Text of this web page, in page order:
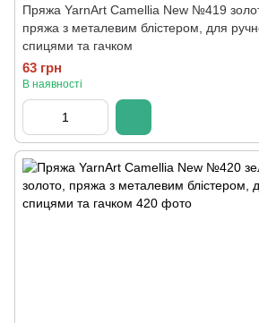
Пряжа YarnArt Camellia New №419
пряжа з металевим блістером, для
спицями та гачком
63 грн
В наявності